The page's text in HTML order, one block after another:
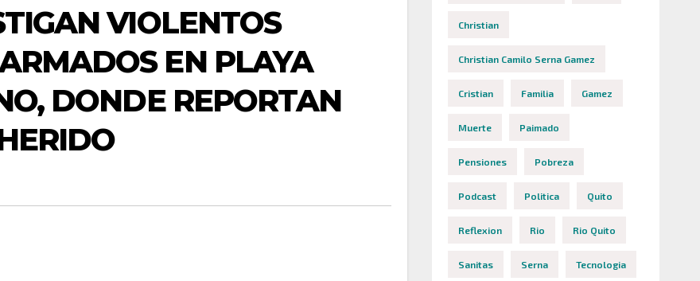
VIOLENTOS
EN PLAYA
DONDE REPORTAN
Christian
Christian Camilo Serna Gamez
Cristian Familia Gamez
Muerte Paimado
Pensiones Pobreza
Podcast Politica Quito
Reflexion Rio Rio Quito
Sanitas Serna Tecnologia